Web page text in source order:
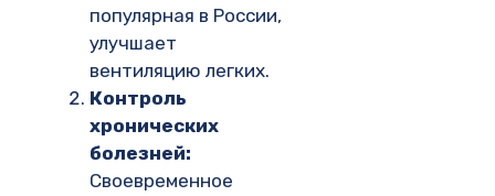
популярная в России,
улучшает
вентиляцию легких.
Контроль
хронических
болезней:
Своевременное